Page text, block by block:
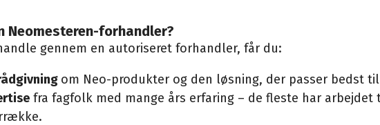
Neomesteren-forhandler?
gennem en autoriseret forhandler, får du:
om Neo-produkter og den løsning, der passer bedst
fra fagfolk med mange års erfaring – de fleste har